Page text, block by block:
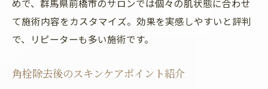
めで、群馬県前橋市のサロンでは個々の肌状態に合わせ
て施術内容をカスタマイズ。効果を実感しやすいと評判
で、リピーターも多い施術です。
角栓除去後のスキンケアポイント紹介